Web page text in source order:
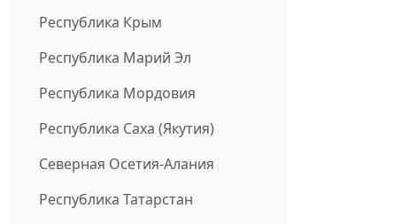
Республика Крым
Республика Марий Эл
Республика Мордовия
Республика Саха (Якутия)
Северная Осетия-Алания
Республика Татарстан